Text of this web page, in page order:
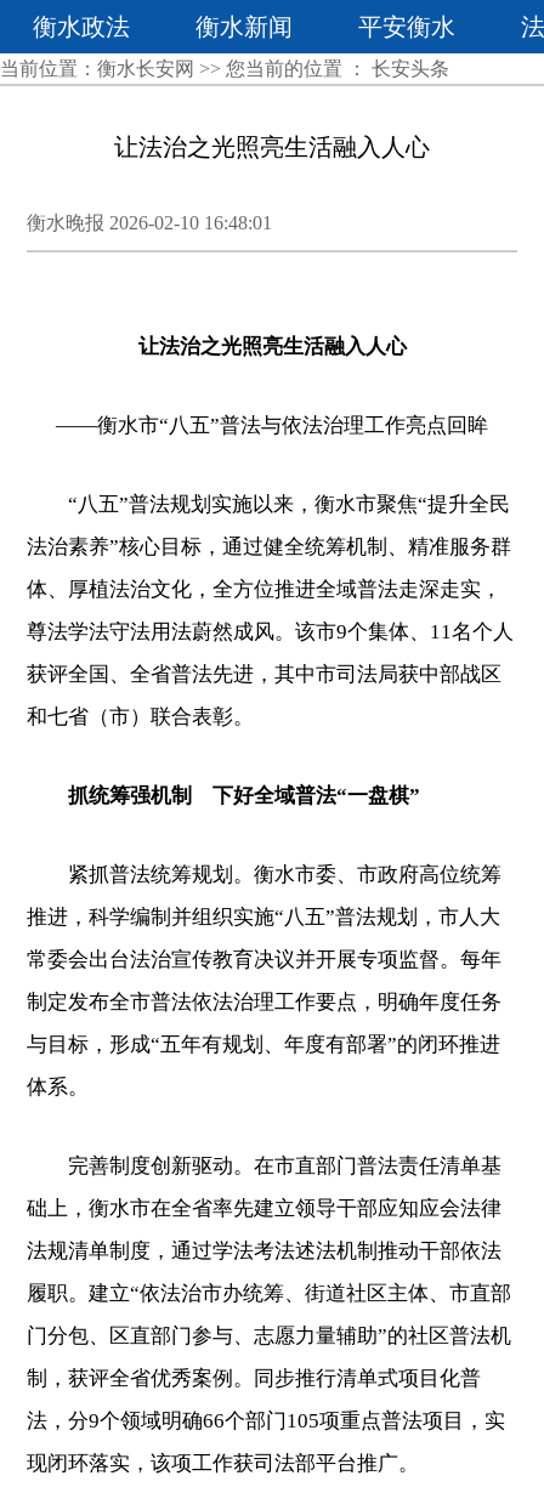
衡水政法 衡水新闻 平安衡水
当前位置： 衡水长安网 >> 您当前的位置 ： 长安头条
让法治之光照亮生活融入人心
衡水晚报 2026-02-10 16:48:01
让法治之光照亮生活融入人心
——衡水市“八五”普法与依法治理工作亮点回眸
“八五”普法规划实施以来，衡水市聚焦“提升全民
法治素养”核心目标，通过健全统筹机制、精准服务群
体、厚植法治文化，全方位推进全域普法走深走实，
尊法学法守法用法蔚然成风。该市9个集体、11名个人
获评全国、全省普法先进，其中市司法局获中部战区
和七省（市）联合表彰。
抓统筹强机制 下好全域普法“一盘棋”
紧抓普法统筹规划。衡水市委、市政府高位统筹
推进，科学编制并组织实施“八五”普法规划，市人大
常委会出台法治宣传教育决议并开展专项监督。每年
制定发布全市普法依法治理工作要点，明确年度任务
与目标，形成“五年有规划、年度有部署”的闭环推进
体系。
完善制度创新驱动。在市直部门普法责任清单基
础上，衡水市在全省率先建立领导干部应知应会法律
法规清单制度，通过学法考法述法机制推动干部依法
履职。建立“依法治市办统筹、街道社区主体、市直部
门分包、区直部门参与、志愿力量辅助”的社区普法机
制，获评全省优秀案例。同步推行清单式项目化普
法，分9个领域明确66个部门105项重点普法项目，实
现闭环落实，该项工作获司法部平台推广。